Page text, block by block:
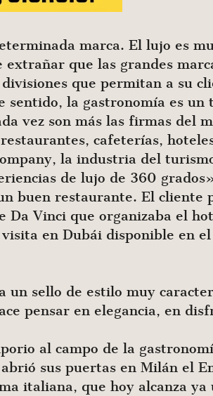
marca. El lujo es
que las grandes
que permitan a su
sentido, la gastronomía es
vez son más las firmas del
cafeterías,
la industria del
de lujo de 360
buen restaurante. El cliente
Da Vinci que organizaba el
en Dubái disponible en
un sello de estilo muy
pensar en elegancia, en
al campo de la
sus puertas en Milán el
italiana, que hoy alcanza ya